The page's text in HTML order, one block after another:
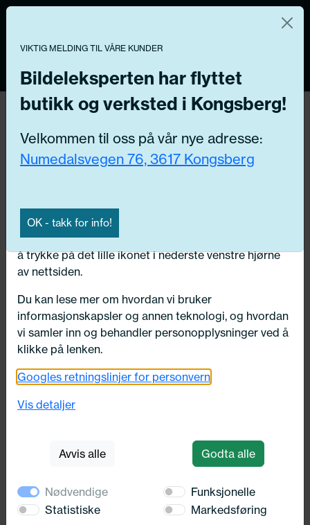
Tilbake
215/55X17 Michelin X-ICE NORTH 4
98T
4 038,-
Profil:
55,00
Diameter:
Lasteindex:
Vi og våre forretningspartnere bruker teknologier,
inkludert informasjonskapsler/«cookies» til å samle
informasjon om deg for forskjellige formål, inkludert:
Funksjonelle, Statistiske, Markedsføring
Ved å trykke «Godta» gir du din tillatelse til alle disse
formålene. Du kan også velge formålet du vil
innstillingene».
Du kan trekke tilbake samtykket ditt til enhver tid ved
å trykke på det lille ikonet i nederste venstre hjørne
av nettsiden.
Du kan lese mer om hvordan vi bruker
informasjonskapsler og annen teknologi, og hvordan
vi samler inn og behandler personopplysninger ved å
klikke på lenken.
Googles retningslinjer for personvern
Vis detaljer
Avvis alle Godta alle
Nødvendige
Funksjonelle
Statistiske
Markedsføring
VIKTIG MELDING TIL VÅRE KUNDER
Bildeleksperten har flyttet
butikk og verksted i Kongsberg!
Velkommen til oss på vår nye adresse:
Numedalsvegen 76, 3617 Kongsberg
OK - takk for info!